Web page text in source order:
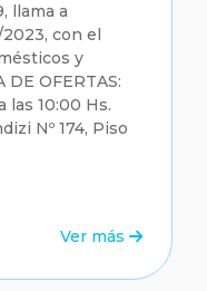
llama a
2023, con el
y
DE OFERTAS:
las 10:00 Hs.
Nº 174, Piso
Ver más